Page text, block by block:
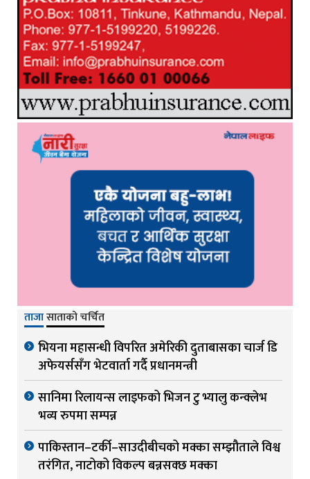
ताजासाताको चर्चित
भियना महासन्धी विपरित अमेरिकी दुताबासका चार्ज डि
अफेयर्ससँग भेटवार्ता गर्दै प्रधानमन्त्री
सानिमा रिलायन्स लाइफको भिजन टु भ्यालु कन्क्लेभ
भव्य रुपमा सम्पन्न
पाकिस्तान–टर्की–साउदीबीचको मक्का सम्झौताले विश्व
तरंगित, नाटोको विकल्प बन्नसक्छ मक्का